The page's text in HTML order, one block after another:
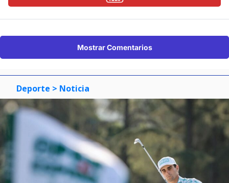
Mostrar Comentarios
Deporte > Noticia